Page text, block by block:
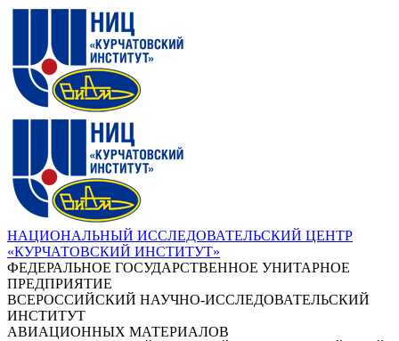
НАЦИОНАЛЬНЫЙ ИССЛЕДОВАТЕЛЬСКИЙ ЦЕНТР
«КУРЧАТОВСКИЙ ИНСТИТУТ»
ФЕДЕРАЛЬНОЕ ГОСУДАРСТВЕННОЕ УНИТАРНОЕ
ПРЕДПРИЯТИЕ
ВСЕРОССИЙСКИЙ НАУЧНО-ИССЛЕДОВАТЕЛЬСКИЙ
ИНСТИТУТ
АВИАЦИОННЫХ МАТЕРИАЛОВ